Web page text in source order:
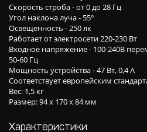
Скорость строба - от 0 до 28 Гц
Угол наклона луча - 55°
Освещенность - 250 лк
Работает от электросети 220-230 Вт
Входное напряжение - 100-240В
50-60 Гц
Мощность устройства - 47 Вт, 0,4 А
Соответствует европейским
Вес: 1,5 кг
Размер: 94 х 170 х 84 мм
Характеристики